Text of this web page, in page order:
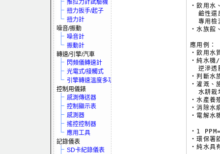
推拉力計試驗機
扭力扳手/起子
扭力計
噪音/振動
噪音計
振動計
轉速/引擎/汽車
閃頻儀轉速計
光電式/接觸式
引擎轉速溫度多功電表
控制用儀錶
感測傳送器
控制顯示表
感測器
搖控控制器
應用工具
記錄儀表
SD卡紀錄儀表
‧飲用水
鹼性還
專用檢
‧水族館
應用例：
‧飲用水
‧純水機/
逆滲透
‧判斷水
‧灌溉、
水耕栽
‧水產養
‧消除水
‧電解水
‧1
‧環保署
‧純水具